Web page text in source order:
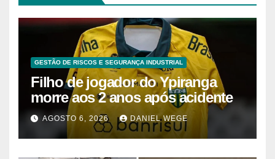
GESTÃO DE RISCOS E SEGURANÇA INDUSTRIAL
Filho de jogador do Ypiranga
morre aos 2 anos após acidente
AGOSTO 6, 2026 DANIEL WEGE